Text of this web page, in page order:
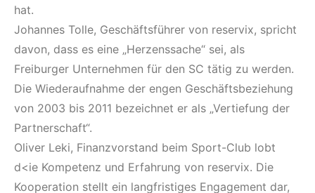
hat.
Johannes Tolle, Geschäftsführer von reservix, spricht
davon, dass es eine „Herzenssache“ sei, als
Freiburger Unternehmen für den SC tätig zu werden.
Die Wiederaufnahme der engen Geschäftsbeziehung
von 2003 bis 2011 bezeichnet er als „Vertiefung der
Partnerschaft“.
Oliver Leki, Finanzvorstand beim Sport-Club lobt
d<ie Kompetenz und Erfahrung von reservix. Die
Kooperation stellt ein langfristiges Engagement dar,